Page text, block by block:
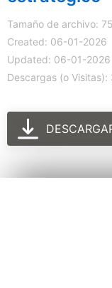
Tamaño de archivo:
Created: 06-01-2026
Updated: 06-01-2026
Descargas (o Visitas):